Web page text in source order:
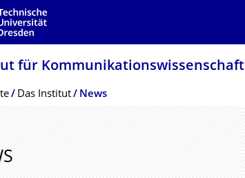
für Kommunikationswis­senschaft
Menü
Das Institut News